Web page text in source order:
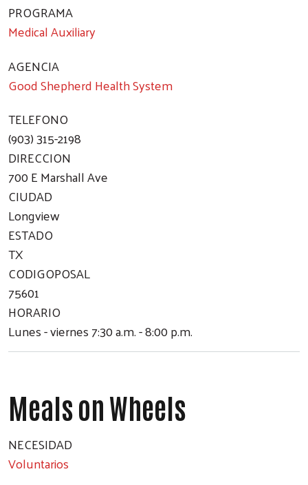
PROGRAMA
Medical Auxiliary
AGENCIA
Good Shepherd Health System
TELEFONO
(903) 315-2198
DIRECCION
700 E Marshall Ave
CIUDAD
Longview
ESTADO
TX
CODIGOPOSAL
75601
HORARIO
Lunes - viernes 7:30 a.m. - 8:00 p.m.
Meals on Wheels
NECESIDAD
Voluntarios